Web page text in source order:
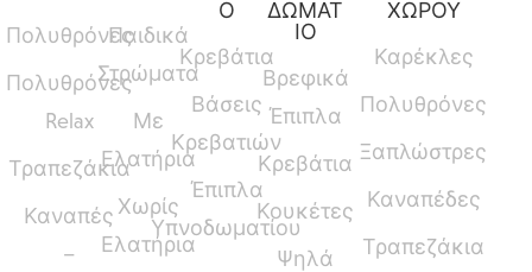
Πολυθρόνες
Πολυθρόνες
Relax
Τραπεζάκια
Καναπές
–
Παιδικά
Στρώματα
Με
Ελατήρια
Χωρίς
Ελατήρια
Ο
Κρεβάτια
Βάσεις
Κρεβατιών
Έπιπλα
Υπνοδωματίου
ΔΩΜΑΤ
ΙΟ
Βρεφικά
Έπιπλα
Κρεβάτια
Κουκέτες
Ψηλά
ΧΩΡΟΥ
Καρέκλες
Πολυθρόνες
Ξαπλώστρες
Καναπέδες
Τραπεζάκια